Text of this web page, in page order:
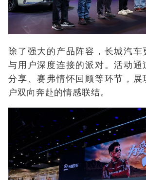
除了强大的产品阵容，长城汽车
与用户深度连接的派对。活动
分享、赛弗情怀回顾等环节，展
户双向奔赴的情感联结。